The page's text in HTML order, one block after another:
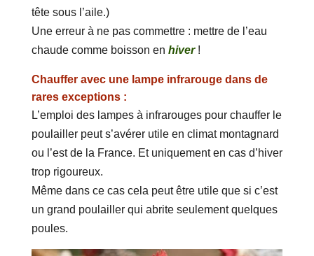
tête sous l’aile.)
Une erreur à ne pas commettre : mettre de l’eau
chaude comme boisson en hiver!
Chauffer avec une lampe infrarouge dans de
rares exceptions :
L’emploi des lampes à infrarouges pour chauffer le
poulailler peut s’avérer utile en climat montagnard
ou l’est de la France. Et uniquement en cas d’hiver
trop rigoureux.
Même dans ce cas cela peut être utile que si c’est
un grand poulailler qui abrite seulement quelques
poules.